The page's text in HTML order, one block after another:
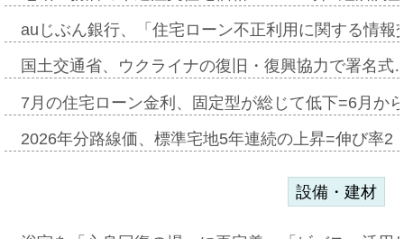
auじぶん銀行、「住宅ローン不正利用に関する情
国土交通省、ウクライナの復旧・復興協力で署名
7月の住宅ローン金利、固定型が総じて低下=6月か
2026年分路線価、標準宅地5年連続の上昇=伸び率
設備・建材